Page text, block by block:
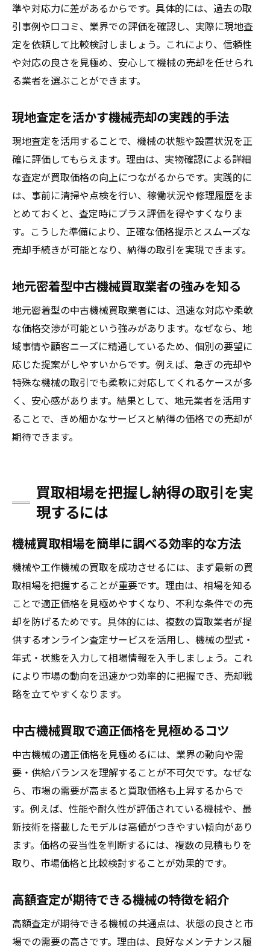
準や対応力に差があるからです。具体的には、過去の取
引事例や口コミ、業界での評価を確認し、実際に現地査
定を依頼して比較検討しましょう。これにより、信頼性
や対応の良さを見極め、安心して機械の売却を任せられ
る業者を選ぶことができます。
現地査定を活かす機械売却の実践的手法
現地査定を活用することで、機械の状態や設置状況を正
確に評価してもらえます。理由は、実物確認による詳細
な査定が買取価格の向上につながるからです。実践的に
は、事前に清掃や点検を行い、稼働状況や修理履歴をま
とめておくと、査定時にプラス評価を得やすくなりま
す。こうした準備により、正確な価格提示とスムーズな
売却手続きが可能となり、納得の取引を実現できます。
地元密着型中古機械買取業者の強みを知る
地元密着型の中古機械買取業者には、迅速な対応や柔軟
な価格交渉が可能という強みがあります。なぜなら、地
域事情や顧客ニーズに精通しているため、個別の要望に
応じた提案がしやすいからです。例えば、急ぎの売却や
特殊な機械の取引でも柔軟に対応してくれるケースが多
く、安心感があります。結果として、地元業者を活用す
ることで、きめ細かなサービスと納得の価格での売却が
期待できます。
買取相場を把握し納得の取引を実
現するには
機械買取相場を簡単に調べる効率的な方法
機械や工作機械の買取を成功させるには、まず最新の買
取相場を把握することが重要です。理由は、相場を知る
ことで適正価格を見極めやすくなり、不利な条件での売
却を防げるためです。具体的には、複数の買取業者が提
供するオンライン査定サービスを活用し、機械の型式・
年式・状態を入力して相場情報を入手しましょう。これ
により市場の動向を迅速かつ効率的に把握でき、売却戦
略を立てやすくなります。
中古機械買取で適正価格を見極めるコツ
中古機械の適正価格を見極めるには、業界の動向や需
要・供給バランスを理解することが不可欠です。なぜな
ら、市場の需要が高まると買取価格も上昇するからで
す。例えば、性能や耐久性が評価されている機械や、最
新技術を搭載したモデルは高値がつきやすい傾向があり
ます。価格の妥当性を判断するには、複数の見積もりを
取り、市場価格と比較検討することが効果的です。
高額査定が期待できる機械の特徴を紹介
高額査定が期待できる機械の共通点は、状態の良さと市
場での需要の高さです。理由は、良好なメンテナンス履